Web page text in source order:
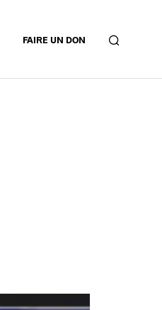
FAIRE UN DON